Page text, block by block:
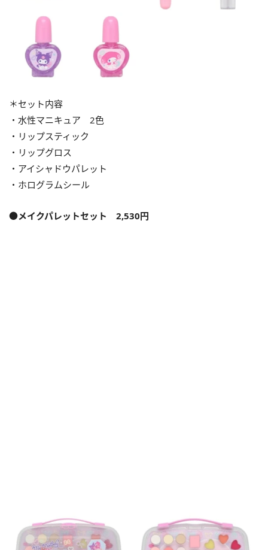
＊セット内容
・水性マニキュア 2色
・リップスティック
・リップグロス
・アイシャドウパレット
・ホログラムシール
●メイクパレットセット 2,530円